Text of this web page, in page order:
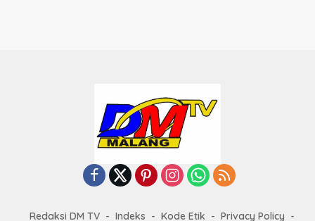
Redaksi DM TV Indeks Kode Etik Privacy Policy